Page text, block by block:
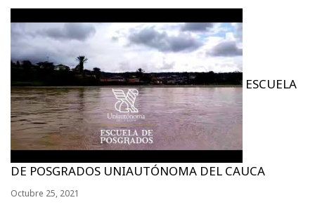
ESCUELA
DE POSGRADOS UNIAUTÓNOMA DEL CAUCA
Octubre 25, 2021